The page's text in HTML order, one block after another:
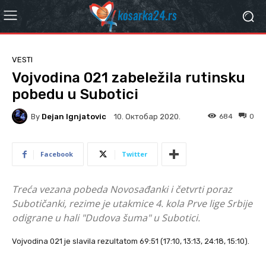
VESTI
Vojvodina 021 zabeležila rutinsku
pobedu u Subotici
By Dejan Ignjatovic 10. Октобар 2020. 0
684
Facebook Twitter
Treća vezana pobeda Novosađanki i četvrti poraz
Subotičanki, rezime je utakmice 4. kola Prve lige Srbije
odigrane u hali "Dudova šuma" u Subotici.
Vojvodina 021 je slavila rezultatom 69:51 (17:10, 13:13, 24:18, 15:10).